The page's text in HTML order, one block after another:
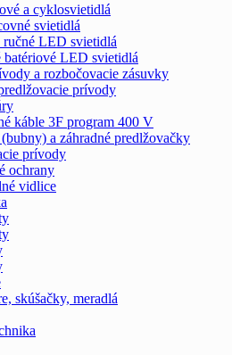
a cyklosvietidlá
svietidlá
ručné LED svietidlá
batériové LED svietidlá
a rozbočovacie zásuvky
prívody
káble 3F program 400 V
a záhradné predlžovačky
prívody
ochrany
vidlice
skúšačky, meradlá